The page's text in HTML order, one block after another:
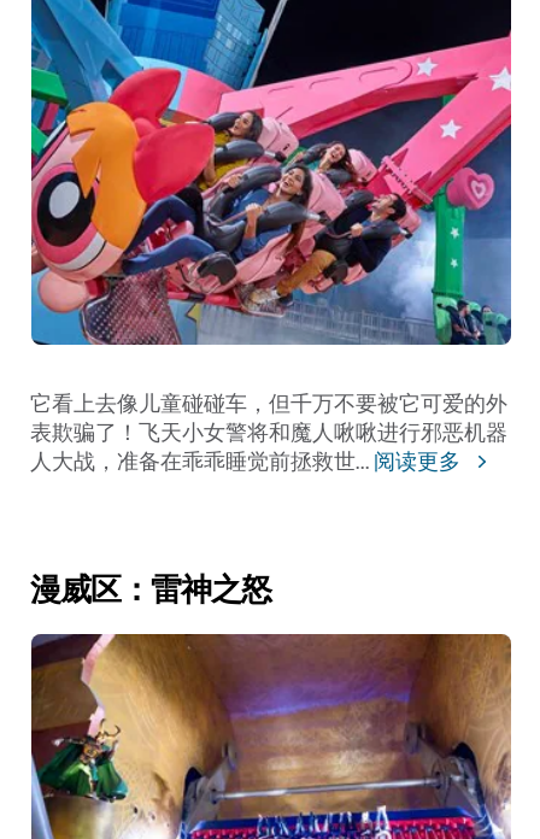
它看上去像儿童碰碰车，但千万不要被它可爱的外
表欺骗了！飞天小女警将和魔人啾啾进行邪恶机器
人大战，准备在乖乖睡觉前拯救世...阅读更多
漫威区：雷神之怒